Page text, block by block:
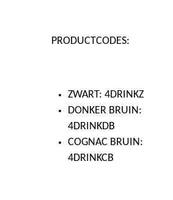
PRODUCTCODES:
ZWART: 4DRINKZ
DONKER BRUIN:
4DRINKDB
COGNAC BRUIN:
4DRINKCB